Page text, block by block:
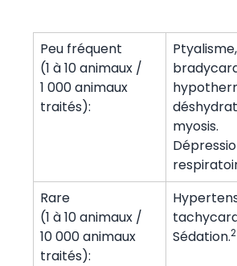
Peu fréquent
(1 à 10 animaux /
1 000 animaux
traités):
Ptyalisme,
myosis.
Rare
(1 à 10 animaux /
10 000 animaux
traités):
Sédation.2